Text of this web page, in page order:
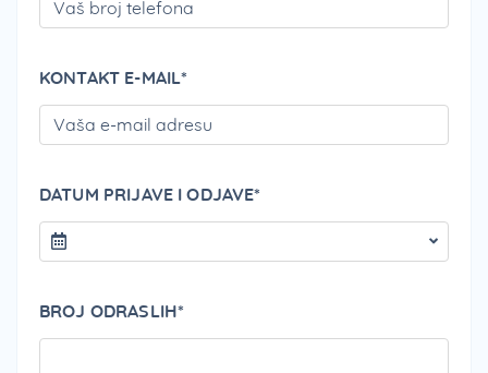
KONTAKT E-MAIL*
DATUM PRIJAVE I ODJAVE*
BROJ ODRASLIH*